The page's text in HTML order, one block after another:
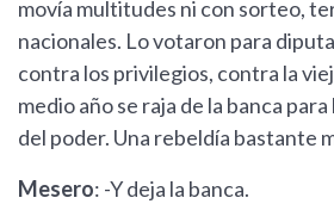
movía multitudes ni con sorteo,
nacionales. Lo votaron para
contra los privilegios, contra la
medio año se raja de la banca
del poder. Una rebeldía bastante
Mesero: -Y deja la banca.